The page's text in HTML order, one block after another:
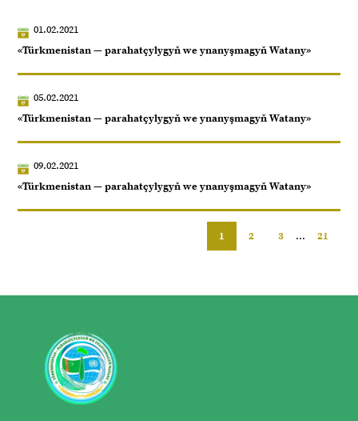
01.02.2021
«Türkmenistan — parahatçylygyň we ynanyşmagyň Watany»
05.02.2021
«Türkmenistan — parahatçylygyň we ynanyşmagyň Watany»
09.02.2021
«Türkmenistan — parahatçylygyň we ynanyşmagyň Watany»
1 2 3 ... 21